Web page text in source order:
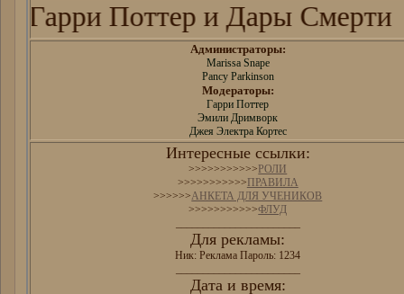
Гарри Поттер и Дары Смерти
Администраторы:
Marissa Snape
Pancy Parkinson
Модераторы:
Гарри Поттер
Эмили Дримворк
Джея Электра Кортес
Интересные ссылки:
>>>>>>>>>>> РОЛИ
>>>>>>>>>>> ПРАВИЛА
>>>>>>АНКЕТА ДЛЯ УЧЕНИКОВ
>>>>>>>>>>>ФЛУД
Для рекламы:
Ник: Реклама Пароль: 1234
Дата и время: